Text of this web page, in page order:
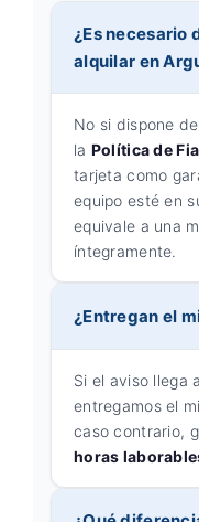
¿Es necesario
alquilar en
No si dispone
la Política de
tarjeta como
equipo esté en
equivale a una
íntegramente.
¿Entregan el
Si el aviso llega
entregamos el
caso contrario,
horas